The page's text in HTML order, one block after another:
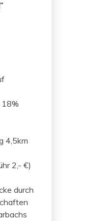
4,5km
2,- €)
durch